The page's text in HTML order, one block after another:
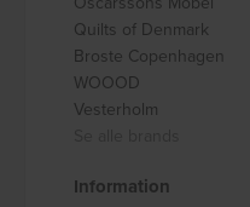
Quilts of Denmark
Broste Copenhagen
WOOOD
Vesterholm
Information